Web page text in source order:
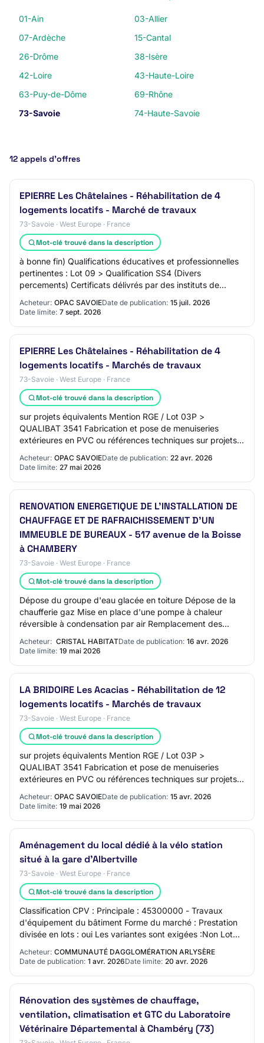
01-Ain
03-Allier
07-Ardèche
15-Cantal
26-Drôme
38-Isère
42-Loire
43-Haute-Loire
63-Puy-de-Dôme
69-Rhône
73-Savoie
74-Haute-Savoie
12 appels d’offres
EPIERRE Les Châtelaines - Réhabilitation de 4
logements locatifs - Marché de travaux
73-Savoie · West Europe · France
Mot-clé trouvé dans la description
à bonne fin) Qualifications éducatives et professionnelles
pertinentes : Lot 09 > Qualification SS4 (Divers
percements) Certificats délivrés par des instituts de
Acheteur: OPAC SAVOIEDate de publication: 15 juil. 2026
Date limite: 7 sept. 2026
EPIERRE Les Châtelaines - Réhabilitation de 4
logements locatifs - Marchés de travaux
73-Savoie · West Europe · France
Mot-clé trouvé dans la description
sur projets équivalents Mention RGE / Lot 03P >
QUALIBAT 3541 Fabrication et pose de menuiseries
extérieures en PVC ou références techniques sur projets
Acheteur: OPAC SAVOIEDate de publication: 22 avr. 2026
Date limite: 27 mai 2026
RENOVATION ENERGETIQUE DE L'INSTALLATION DE
CHAUFFAGE ET DE RAFRAICHISSEMENT D'UN
IMMEUBLE DE BUREAUX - 517 avenue de la Boisse
à CHAMBERY
73-Savoie · West Europe · France
Mot-clé trouvé dans la description
Dépose du groupe d'eau glacée en toiture Dépose de la
chaufferie gaz Mise en place d'une pompe à chaleur
réversible à condensation par air Remplacement des
Acheteur: CRISTAL HABITATDate de publication: 16 avr. 2026
Date limite: 19 mai 2026
LA BRIDOIRE Les Acacias - Réhabilitation de 12
logements locatifs - Marchés de travaux
73-Savoie · West Europe · France
Mot-clé trouvé dans la description
sur projets équivalents Mention RGE / Lot 03P >
QUALIBAT 3541 Fabrication et pose de menuiseries
extérieures en PVC ou références techniques sur projets
Acheteur: OPAC SAVOIEDate de publication: 15 avr. 2026
Date limite: 19 mai 2026
Aménagement du local dédié à la vélo station
situé à la gare d'Albertville
73-Savoie · West Europe · France
Mot-clé trouvé dans la description
Classification CPV : Principale : 45300000 - Travaux
d'équipement du bâtiment Forme du marché : Prestation
divisée en lots : oui Les variantes sont exigées :Non Lot
N° 01 - Fourniture et installation…
Acheteur: COMMUNAUTÉ DAGGLOMÉRATION ARLYSÈRE
Date de publication: 1 avr. 2026Date limite: 20 avr. 2026
Rénovation des systèmes de chauffage,
ventilation, climatisation et GTC du Laboratoire
Vétérinaire Départemental à Chambéry (73)